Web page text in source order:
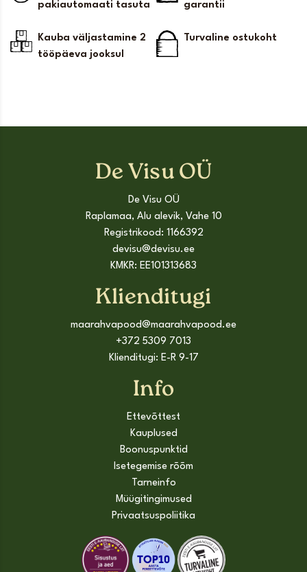
pakiautomaati tasuta
garantii
Kauba väljastamine 2
tööpäeva jooksul
Turvaline ostukoht
De Visu OÜ
De Visu OÜ
Raplamaa, Alu alevik, Vahe 10
Registrikood: 1166392
devisu@devisu.ee
KMKR: EE101313683
Klienditugi
maarahvapood@maarahvapood.ee
+372 5309 7013
Klienditugi: E-R 9-17
Info
Ettevõttest
Kauplused
Boonuspunktid
Isetegemise rõõm
Tarneinfo
Müügitingimused
Privaatsuspoliitika